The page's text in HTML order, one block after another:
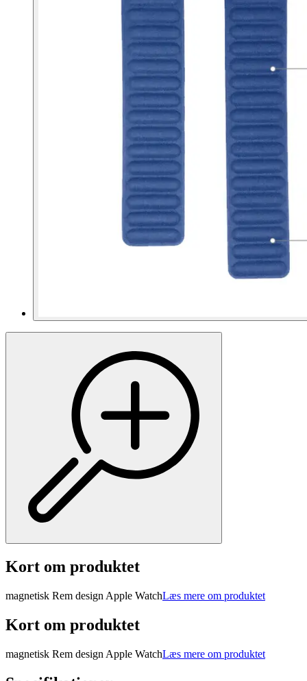
Kort om produktet
magnetisk Rem design Apple WatchLæs mere om produktet
Kort om produktet
magnetisk Rem design Apple WatchLæs mere om produktet